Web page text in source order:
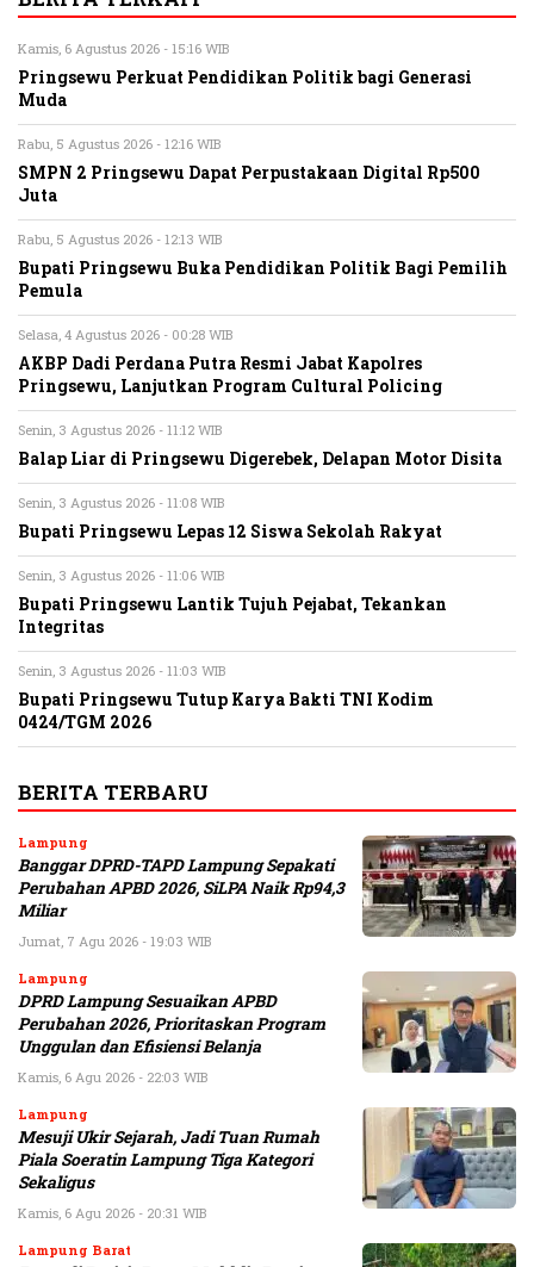
Kamis, 6 Agustus 2026 - 15:16 WIB
Pringsewu Perkuat Pendidikan Politik bagi Generasi
Muda
Rabu, 5 Agustus 2026 - 12:16 WIB
SMPN 2 Pringsewu Dapat Perpustakaan Digital Rp500
Juta
Rabu, 5 Agustus 2026 - 12:13 WIB
Bupati Pringsewu Buka Pendidikan Politik Bagi Pemilih
Pemula
Selasa, 4 Agustus 2026 - 00:28 WIB
AKBP Dadi Perdana Putra Resmi Jabat Kapolres
Pringsewu, Lanjutkan Program Cultural Policing
Senin, 3 Agustus 2026 - 11:12 WIB
Balap Liar di Pringsewu Digerebek, Delapan Motor Disita
Senin, 3 Agustus 2026 - 11:08 WIB
Bupati Pringsewu Lepas 12 Siswa Sekolah Rakyat
Senin, 3 Agustus 2026 - 11:06 WIB
Bupati Pringsewu Lantik Tujuh Pejabat, Tekankan
Integritas
Senin, 3 Agustus 2026 - 11:03 WIB
Bupati Pringsewu Tutup Karya Bakti TNI Kodim
0424/TGM 2026
BERITA TERBARU
Lampung
Banggar DPRD-TAPD Lampung Sepakati
Perubahan APBD 2026, SiLPA Naik Rp94,3
Miliar
Jumat, 7 Agu 2026 - 19:03 WIB
Lampung
DPRD Lampung Sesuaikan APBD
Perubahan 2026, Prioritaskan Program
Unggulan dan Efisiensi Belanja
Kamis, 6 Agu 2026 - 22:03 WIB
Lampung
Mesuji Ukir Sejarah, Jadi Tuan Rumah
Piala Soeratin Lampung Tiga Kategori
Sekaligus
Kamis, 6 Agu 2026 - 20:31 WIB
Lampung Barat